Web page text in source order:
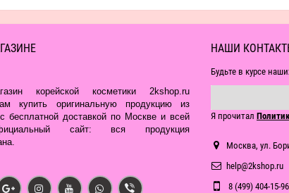
корейской косметики 2kshop.ru
купить оригинальную продукцию из
бесплатной доставкой по Москве и всей
сайт: вся продукция
НАШИ
Будьте в курсе
Я прочитал
Москва, ул.
help@2kshop.ru
8 (499) 404-15-96